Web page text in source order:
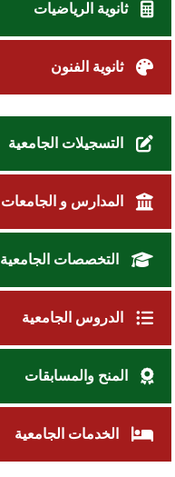
ثانوية الرياضيات
ثانوية الفنون
التسجيلات الجامعية
المدارس و الجامعات
التخصصات الجامعية
الدروس الجامعية
المنح والمسابقات
الخدمات الجامعية